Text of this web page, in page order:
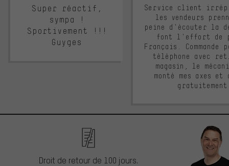
Super réactif,
sympa !
Sportivement !!!
Guyges
Service client
les vendeurs
peine d'écouter la
font l'effort de
Français. Commande
téléphone avec
magasin, le
monté mes axes et
Droit de retour de 100 jours.